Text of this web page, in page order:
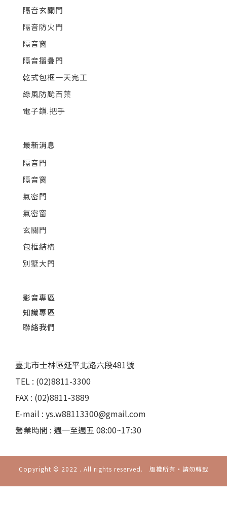
隔音玄關門
隔音防火門
隔音窗
隔音摺疊門
乾式包框一天完工
綠風防颱百葉
電子鎖.把手
最新消息
隔音門
隔音窗
氣密門
氣密窗
玄關門
包框結構
別墅大門
影音專區
知識專區
聯絡我們
臺北市士林區延平北路六段481號
TEL : (02)8811-3300
FAX : (02)8811-3889
E-mail : ys.w88113300@gmail.com
營業時間 : 週一至週五 08:00~17:30
Copyright © 2022 . All rights reserved. 版權所有‧請勿轉載